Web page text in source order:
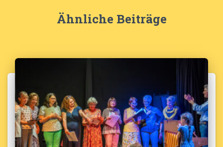
Ähnliche Beiträge